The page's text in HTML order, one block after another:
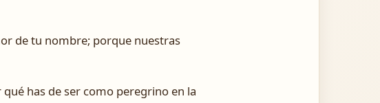
de tu nombre; porque nuestras
has de ser como peregrino en la